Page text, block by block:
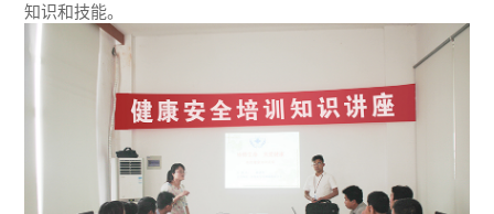
知识和技能。